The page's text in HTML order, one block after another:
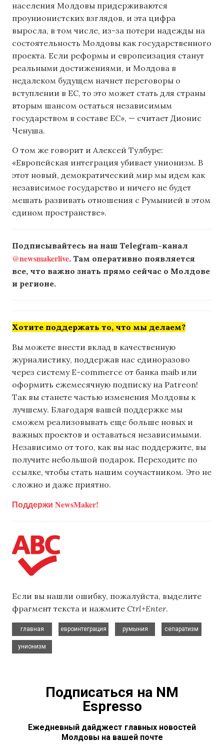
населения Молдовы придерживаются
проунионистских взглядов, и эта цифра
выросла, в том числе, из-за потери надежды на
состоятельность Молдовы как государственного
проекта. Если реформы и европеизация станут
реальными достижениями, и Молдова в
недалеком будущем начнет переговоры о
вступлении в ЕС, то это может стать для страны
вторым шансом остаться независимым
государством в составе ЕС», — считает Дионис
Ченуша.
О том же говорит и Алексей Тулбуре:
«Европейская интеграция убивает унионизм. В
этот новый, демократический мир мы идем как
независимое государство и ничего не будет
мешать развивать отношения с Румынией в этом
едином пространстве».
Подписывайтесь на наш Telegram-канал
@newsmakerlive. Там оперативно появляется
все, что важно знать прямо сейчас о Молдове
и регионе.
Хотите поддержать то, что мы делаем?
Вы можете внести вклад в качественную
журналистику, поддержав нас единоразово
через систему E-commerce от банка maib или
оформить ежемесячную подписку на Patreon!
Так вы станете частью изменения Молдовы к
лучшему. Благодаря вашей поддержке мы
сможем реализовывать еще больше новых и
важных проектов и оставаться независимыми.
Независимо от того, как вы нас поддержите, вы
получите небольшой подарок. Переходите по
ссылке, чтобы стать нашим соучастником. Это не
сложно и даже приятно.
Поддержи NewsMaker!
Если вы нашли ошибку, пожалуйста, выделите
фрагмент текста и нажмите Ctrl+Enter.
главная
евроинтеграция
румыния
сепаратизм
унионизм
Подписаться на NM
Espresso
Ежедневный дайджест главных новостей
Молдовы на вашей почте